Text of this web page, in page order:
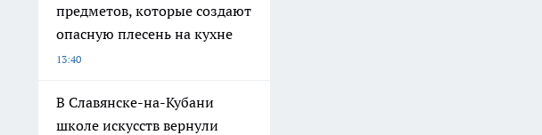
предметов, которые создают
опасную плесень на кухне
13:40
В Славянске-на-Кубани
школе искусств вернули